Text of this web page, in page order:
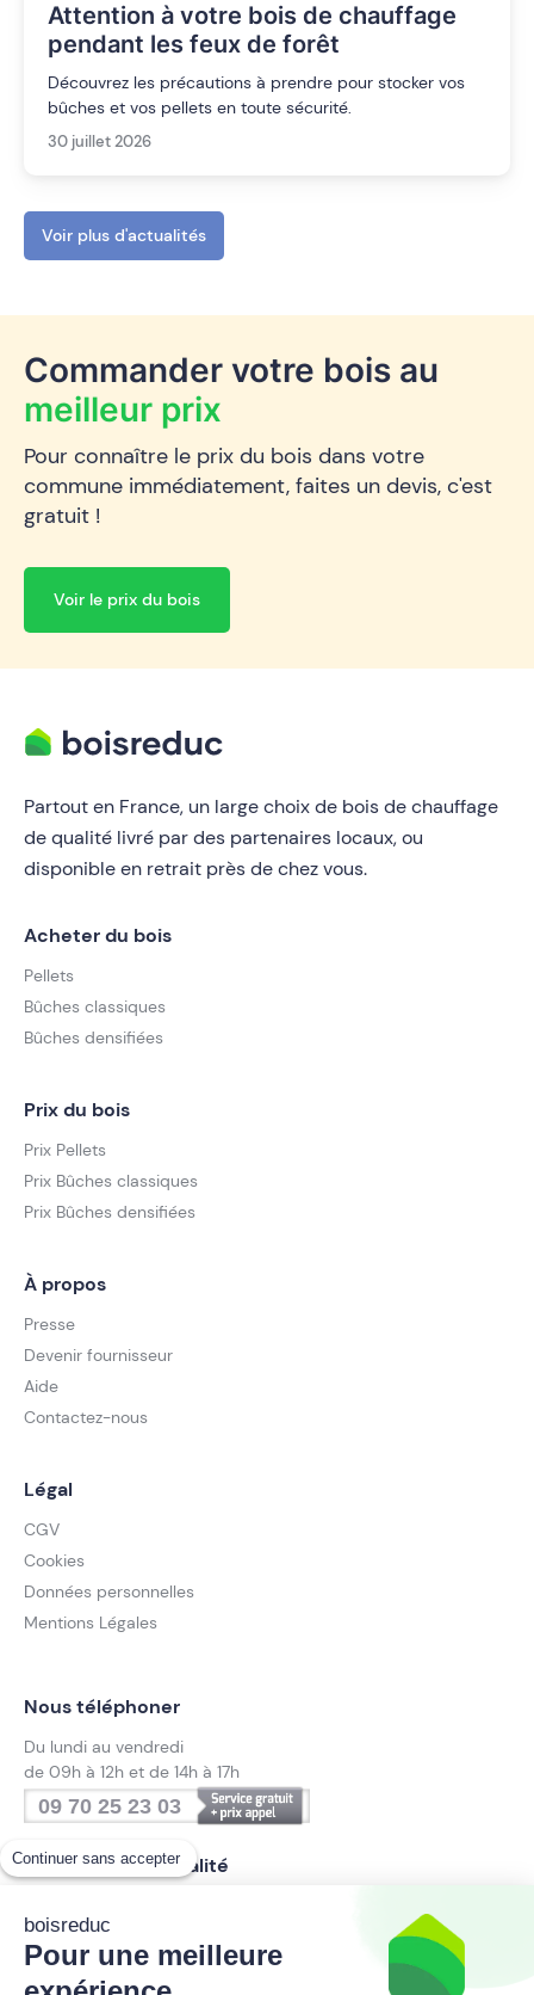
Continuer sans accepter
boisreduc
Pour une meilleure
Attention à votre bois de chauffage
pendant les feux de forêt
Découvrez les précautions à prendre pour stocker vos
bûches et vos pellets en toute sécurité.
30 juillet 2026
Voir plus d'actualités
Commander votre bois au
meilleur prix
Pour connaître le prix du bois dans votre
commune immédiatement, faites un devis, c'est
gratuit !
Voir le prix du bois
Partout en France, un large choix de bois de chauffage
de qualité livré par des partenaires locaux, ou
disponible en retrait près de chez vous.
Acheter du bois
Pellets
Bûches classiques
Bûches densifiées
Prix du bois
Prix Pellets
Prix Bûches classiques
Prix Bûches densifiées
À propos
Presse
Devenir fournisseur
Aide
Contactez-nous
Légal
CGV
Cookies
Données personnelles
Mentions Légales
Nous téléphoner
Du lundi au vendredi
de 09h à 12h et de 14h à 17h
09 70 25 23 03
Suivez notre actualité
Inscrivez-vous à la newsletter